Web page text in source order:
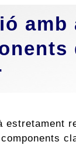
amb
estretament